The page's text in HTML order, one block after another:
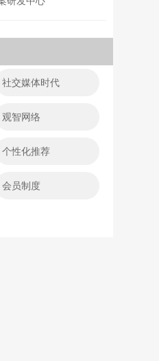
社交媒体时代
观智网络
个性化推荐
会员制度